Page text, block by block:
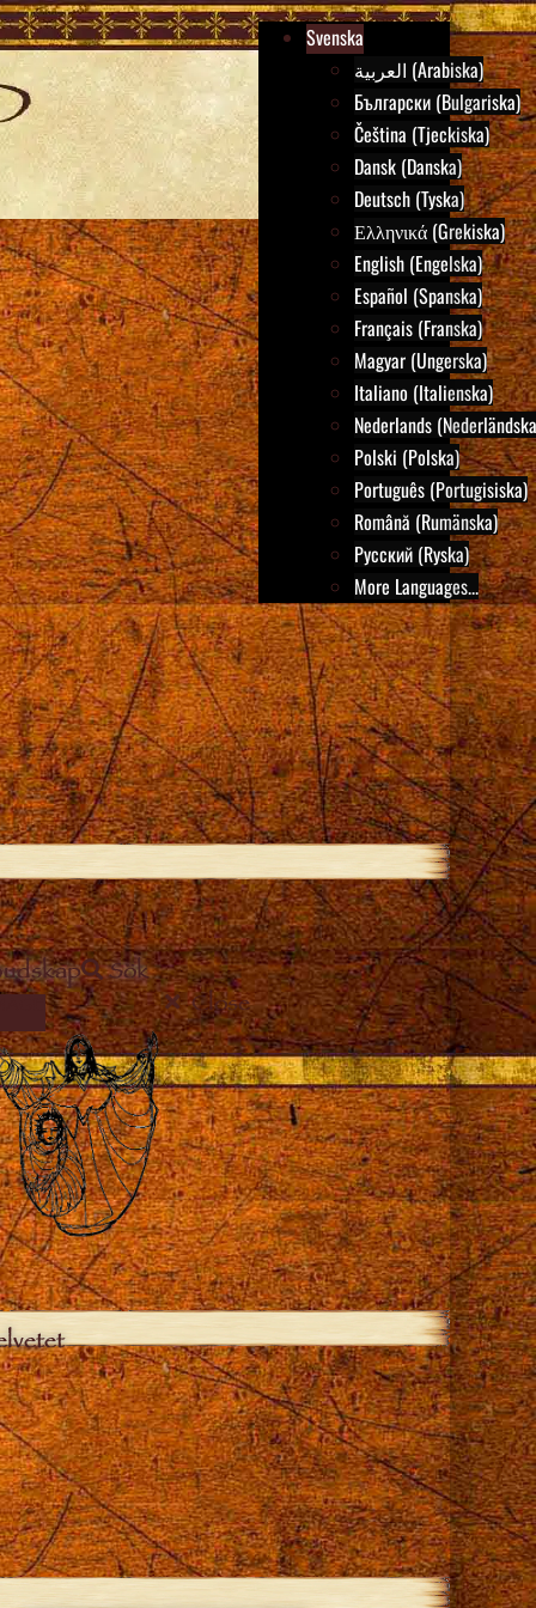
Svenska
العربية (Arabiska)
Български (Bulgariska)
Čeština (Tjeckiska)
Dansk (Danska)
Deutsch (Tyska)
Ελληνικά (Grekiska)
English (Engelska)
Español (Spanska)
Français (Franska)
Magyar (Ungerska)
Italiano (Italienska)
Nederlands
Polski (Polska)
Português (Portugisiska)
Română (Rumänska)
Русский (Ryska)
More Languages...
Sök
Close